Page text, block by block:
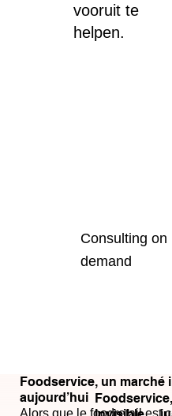
Foodservice, un marché
aujourd’hui
Alors que le foodretail est
Consulting on
demand
vooruit te
helpen.